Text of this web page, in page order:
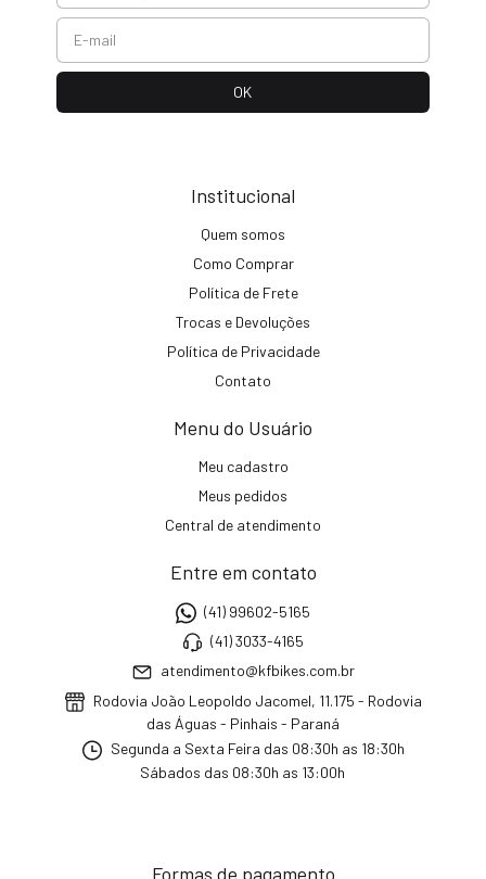
Institucional
Quem somos
Como Comprar
Política de Frete
Trocas e Devoluções
Política de Privacidade
Contato
Menu do Usuário
Meu cadastro
Meus pedidos
Central de atendimento
Entre em contato
(41) 99602-5165
(41) 3033-4165
atendimento@kfbikes.com.br
Rodovia João Leopoldo Jacomel, 11.175 - Rodovia
das Águas - Pinhais - Paraná
Segunda a Sexta Feira das 08:30h as 18:30h
Sábados das 08:30h as 13:00h
Formas de pagamento